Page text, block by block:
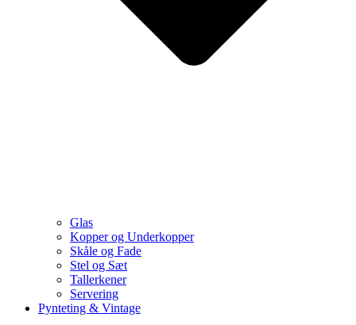
Glas
Kopper og Underkopper
Skåle og Fade
Stel og Sæt
Tallerkener
Servering
Pynteting & Vintage